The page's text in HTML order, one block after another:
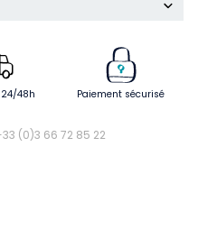
48h Paiement sécurisé
(0)3 66 72 85 22